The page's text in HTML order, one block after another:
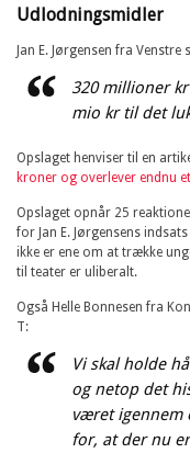
Udlodningsmidler
Jan E. Jørgensen fra Venstre
320 millioner
mio kr til det
Opslaget henviser til en
kroner og overlever endnu
Opslaget opnår 25
for Jan E. Jørgensens
ikke er ene om at trække
til teater er uliberalt.
Også Helle Bonnesen fra
T:
Vi skal holde
og netop det
været igennem
for, at der nu